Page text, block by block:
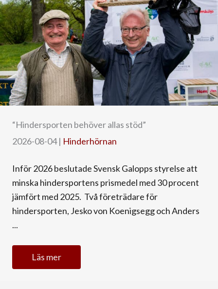
“Hindersporten behöver allas stöd”
2026-08-04| Hinderhörnan
Inför 2026 beslutade Svensk Galopps styrelse att
minska hindersportens prismedel med 30 procent
jämfört med 2025. Två företrädare för
hindersporten, Jesko von Koenigsegg och Anders
...
Läs mer